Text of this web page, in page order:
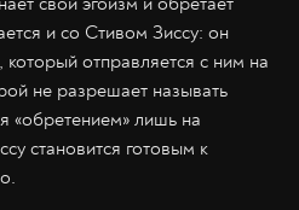
и со Стивом Зиссу: он
отправляется с ним на
не разрешает называть
«обретением» лишь на
становится готовым к